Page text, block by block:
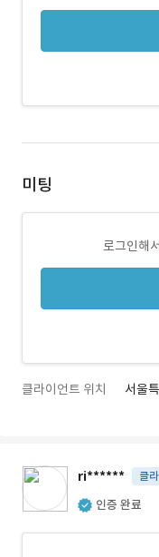
미팅
로그인해
클라이언트 위치 서울
ri****** 클
인증 완료